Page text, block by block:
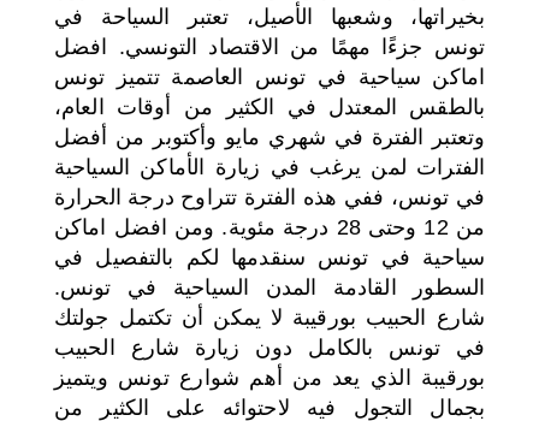
بخيراتها، وشعبها الأصيل، تعتبر السياحة في
تونس جزءًا مهمًا من الاقتصاد التونسي. افضل
اماكن سياحية في تونس العاصمة تتميز تونس
بالطقس المعتدل في الكثير من أوقات العام،
وتعتبر الفترة في شهري مايو وأكتوبر من أفضل
الفترات لمن يرغب في زيارة الأماكن السياحية
في تونس، ففي هذه الفترة تتراوح درجة الحرارة
من 12 وحتى 28 درجة مئوية. ومن افضل اماكن
سياحية في تونس سنقدمها لكم بالتفصيل في
السطور القادمة المدن السياحية في تونس.
شارع الحبيب بورقيبة لا يمكن أن تكتمل جولتك
في تونس بالكامل دون زيارة شارع الحبيب
بورقيبة الذي يعد من أهم شوارع تونس ويتميز
بجمال التجول فيه لاحتوائه على الكثير من